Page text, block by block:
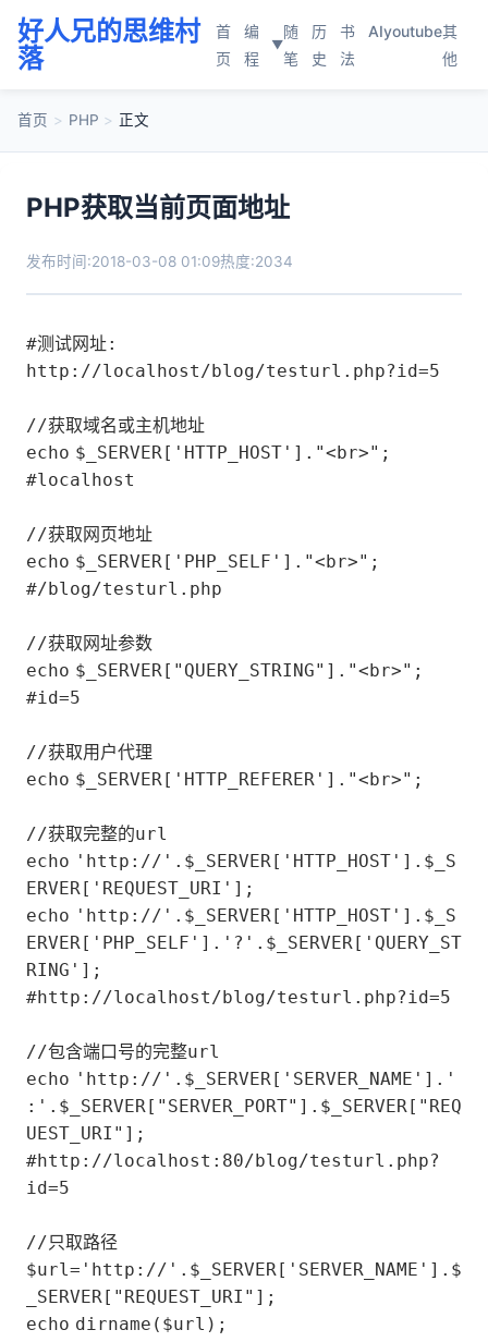
好人兄的思维村
落
首
页
编
程
▼
随
笔
历
史
书
法
AIyoutube其
他
首页 > PHP > 正文
PHP获取当前页面地址
发布时间:2018-03-08 01:09热度:2034
#测试网址:
http: //localhost/blog/testurl.php?id=5
//获取域名或主机地址
echo $_SERVER [ 'HTTP_HOST' ]. "<br>" ;
#localhost
//获取网页地址
echo $_SERVER [ 'PHP_SELF' ]. "<br>" ;
#/blog/testurl.php
//获取网址参数
echo $_SERVER [ "QUERY_STRING" ]. "<br>" ;
#id=5
//获取用户代理
echo $_SERVER [ 'HTTP_REFERER' ]. "<br>" ;
//获取完整的url
echo 'http://' . $_SERVER [ 'HTTP_HOST' ]. $_S
ERVER [ 'REQUEST_URI' ];
echo 'http://' . $_SERVER [ 'HTTP_HOST' ]. $_S
ERVER [ 'PHP_SELF' ]. '?' . $_SERVER [ 'QUERY_ST
RING' ];
#http: //localhost/blog/testurl.php?id=5
//包含端口号的完整url
echo 'http://' . $_SERVER [ 'SERVER_NAME' ]. '
:' . $_SERVER [ "SERVER_PORT" ]. $_SERVER [ "REQ
UEST_URI" ];
#http: //localhost:80/blog/testurl.php?
id=5
//只取路径
$url = 'http://' . $_SERVER [ 'SERVER_NAME' ]. $
_SERVER [ "REQUEST_URI" ];
echo dirname( $url );